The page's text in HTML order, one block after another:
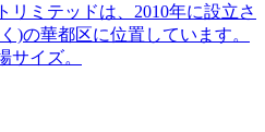
リミテッドは、2010年に設立さ
)の華都区に位置しています。
サイズ。